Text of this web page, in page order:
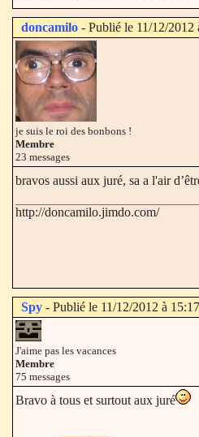
doncamilo - Publié le 11/12/2012
je suis le roi des bonbons !
Membre
23 messages
bravos aussi aux juré, sa a l'air
http://doncamilo.jimdo.com/
Spy - Publié le 11/12/2012 à
J'aime pas les vacances
Membre
75 messages
Bravo à tous et surtout aux juré